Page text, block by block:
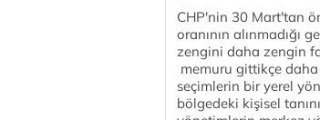
CHP'nin 30 Mart'tan
oranının alınmadığı
zengini daha zengin
memuru gittikçe
seçimlerin bir yerel
bölgedeki kişisel